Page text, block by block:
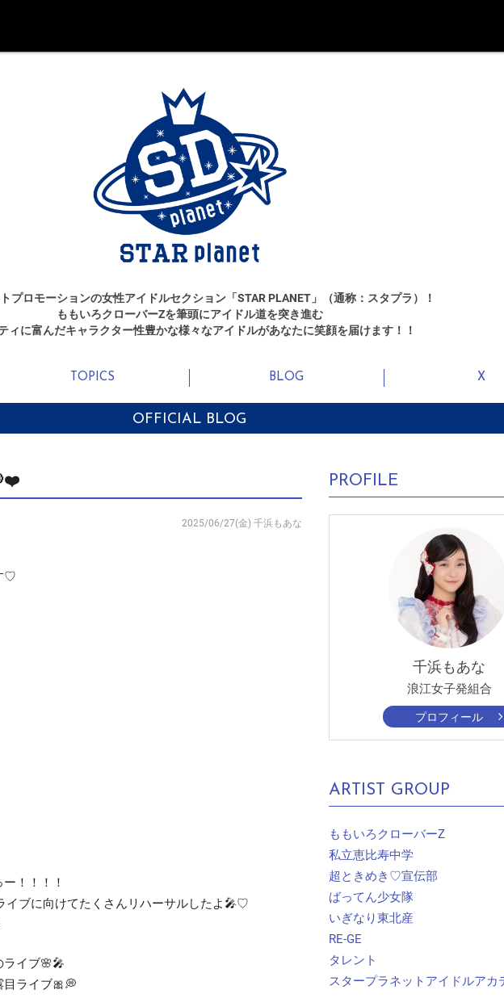
プロモーションの女性アイドルセクション「STAR PLANET」（通称：スタプラ）！
ももいろクローバーZを筆頭にアイドル道を突き進む
ィに富んだキャラクター性豊かな様々なアイドルがあなたに笑顔を届けます！！
TOPICS BLOG X
OFFICIAL BLOG
2025/06/27(金)千浜もあな
♡
！！！！
イブに向けてたくさんリハーサルしたよ🎤♡
ライブ🌸🎤
目ライブ🎀💭
PROFILE
千浜もあな
浪江女子発組合
プロフィール
ARTIST GROUP
ももいろクローバーZ
私立恵比寿中学
超ときめき♡宣伝部
ばってん少女隊
いぎなり東北産
RE-GE
タレント
スタープラネットアイドルアカ